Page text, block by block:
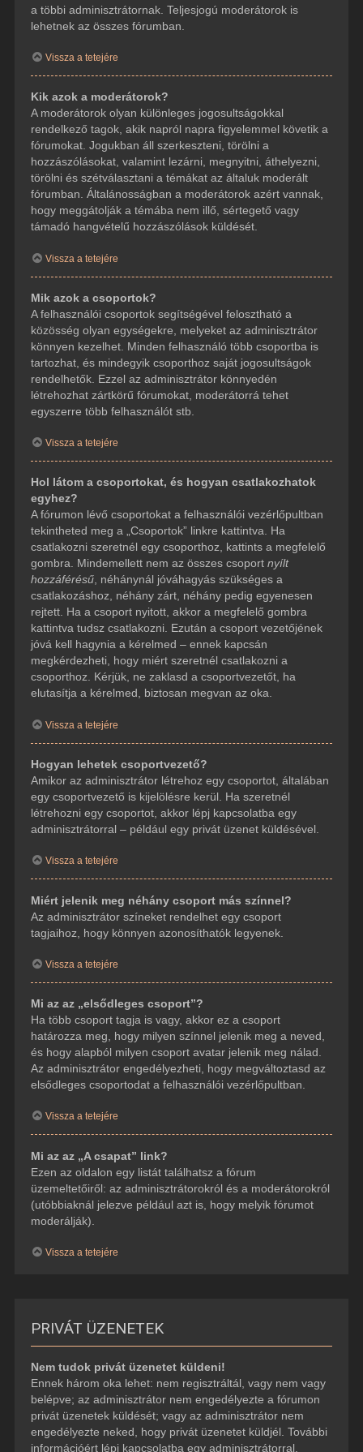
a többi adminisztrátornak. Teljesjogú moderátorok is
lehetnek az összes fórumban.
Vissza a tetejére
Kik azok a moderátorok?
A moderátorok olyan különleges jogosultságokkal
rendelkező tagok, akik napról napra figyelemmel követik a
fórumokat. Jogukban áll szerkeszteni, törölni a
hozzászólásokat, valamint lezárni, megnyitni, áthelyezni,
törölni és szétválasztani a témákat az általuk moderált
fórumban. Általánosságban a moderátorok azért vannak,
hogy meggátolják a témába nem illő, sértegető vagy
támadó hangvételű hozzászólások küldését.
Vissza a tetejére
Mik azok a csoportok?
A felhasználói csoportok segítségével felosztható a
közösség olyan egységekre, melyeket az adminisztrátor
könnyen kezelhet. Minden felhasználó több csoportba is
tartozhat, és mindegyik csoporthoz saját jogosultságok
rendelhetők. Ezzel az adminisztrátor könnyedén
létrehozhat zártkörű fórumokat, moderátorrá tehet
egyszerre több felhasználót stb.
Vissza a tetejére
Hol látom a csoportokat, és hogyan csatlakozhatok
egyhez?
A fórumon lévő csoportokat a felhasználói vezérlőpultban
tekintheted meg a „Csoportok” linkre kattintva. Ha
csatlakozni szeretnél egy csoporthoz, kattints a megfelelő
gombra. Mindemellett nem az összes csoport nyílt
hozzáférésű, néhánynál jóváhagyás szükséges a
csatlakozáshoz, néhány zárt, néhány pedig egyenesen
rejtett. Ha a csoport nyitott, akkor a megfelelő gombra
kattintva tudsz csatlakozni. Ezután a csoport vezetőjének
jóvá kell hagynia a kérelmed – ennek kapcsán
megkérdezheti, hogy miért szeretnél csatlakozni a
csoporthoz. Kérjük, ne zaklasd a csoportvezetőt, ha
elutasítja a kérelmed, biztosan megvan az oka.
Vissza a tetejére
Hogyan lehetek csoportvezető?
Amikor az adminisztrátor létrehoz egy csoportot, általában
egy csoportvezető is kijelölésre kerül. Ha szeretnél
létrehozni egy csoportot, akkor lépj kapcsolatba egy
adminisztrátorral – például egy privát üzenet küldésével.
Vissza a tetejére
Miért jelenik meg néhány csoport más színnel?
Az adminisztrátor színeket rendelhet egy csoport
tagjaihoz, hogy könnyen azonosíthatók legyenek.
Vissza a tetejére
Mi az az „elsődleges csoport”?
Ha több csoport tagja is vagy, akkor ez a csoport
határozza meg, hogy milyen színnel jelenik meg a neved,
és hogy alapból milyen csoport avatar jelenik meg nálad.
Az adminisztrátor engedélyezheti, hogy megváltoztasd az
elsődleges csoportodat a felhasználói vezérlőpultban.
Vissza a tetejére
Mi az az „A csapat” link?
Ezen az oldalon egy listát találhatsz a fórum
üzemeltetőiről: az adminisztrátorokról és a moderátorokról
(utóbbiaknál jelezve például azt is, hogy melyik fórumot
moderálják).
Vissza a tetejére
PRIVÁT ÜZENETEK
Nem tudok privát üzenetet küldeni!
Ennek három oka lehet: nem regisztráltál, vagy nem vagy
belépve; az adminisztrátor nem engedélyezte a fórumon
privát üzenetek küldését; vagy az adminisztrátor nem
engedélyezte neked, hogy privát üzenetet küldjél. További
információért lépj kapcsolatba egy adminisztrátorral.